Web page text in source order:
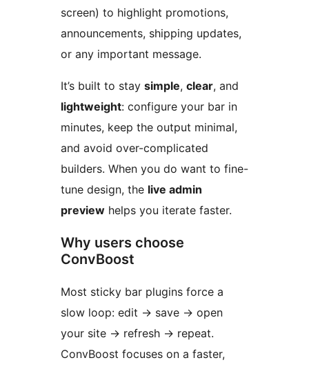
screen) to highlight promotions,
announcements, shipping updates,
or any important message.
It’s built to stay simple, clear, and
lightweight: configure your bar in
minutes, keep the output minimal,
and avoid over-complicated
builders. When you do want to fine-
tune design, the live admin
preview helps you iterate faster.
Why users choose
ConvBoost
Most sticky bar plugins force a
slow loop: edit → save → open
your site → refresh → repeat.
ConvBoost focuses on a faster,